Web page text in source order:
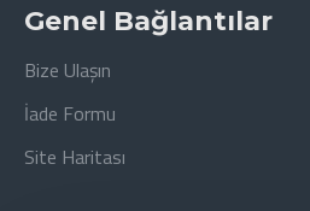
Genel Bağlantılar
Bize Ulaşın
İade Formu
Site Haritası